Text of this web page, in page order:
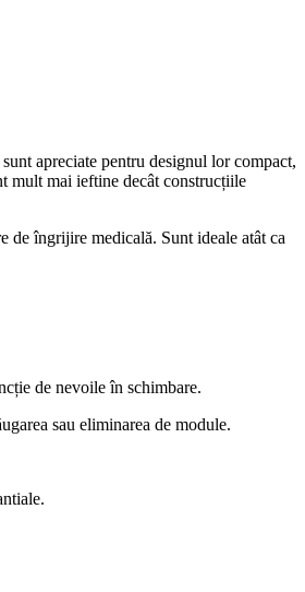
apreciate pentru designul lor compact,
mult mai ieftine decât construcțiile
de îngrijire medicală. Sunt ideale atât ca
de nevoile în schimbare.
sau eliminarea de module.